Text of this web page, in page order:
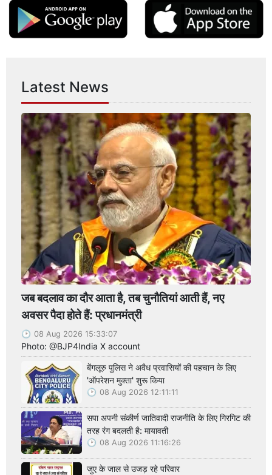
Latest News
जब बदलाव का दौर आता है, तब चुनौतियां आती हैं, नए
अवसर पैदा होते हैं: प्रधानमंत्री
08 Aug 2026 15:33:07
Photo: @BJP4India X account
बेंगलूरु पुलिस ने अवैध प्रवासियों की पहचान के लिए
'ऑपरेशन मुक्ता' शुरू किया
08 Aug 2026 12:11:11
सपा अपनी संकीर्ण जातिवादी राजनीति के लिए गिरगिट की
तरह रंग बदलती है: मायावती
08 Aug 2026 11:16:26
जुए के जाल से उजड़ रहे परिवार